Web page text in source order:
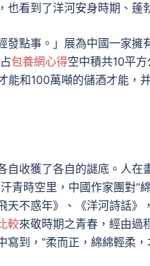
也看到了洋河安身時期、蓬
點事。」展為中國一家擁
包養網心得空中積共10平
能和100萬噸的儲酒才能，
收獲了各自的謎底。人在
青時空里，中國作家團對“
天不惑年》、《洋河詩話》
較來敬時期之青春，經由過
到，“柔而正，綿綿輕柔